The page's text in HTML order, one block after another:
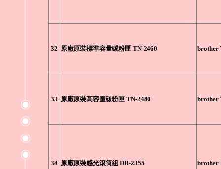
32 原廠原裝標準容量碳粉匣 TN-2460 brother
33 原廠原裝高容量碳粉匣 TN-2480 brother
34 原廠原裝感光滾筒組 DR-2355 brother